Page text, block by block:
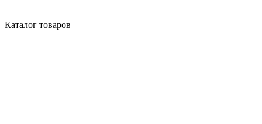
Каталог товаров